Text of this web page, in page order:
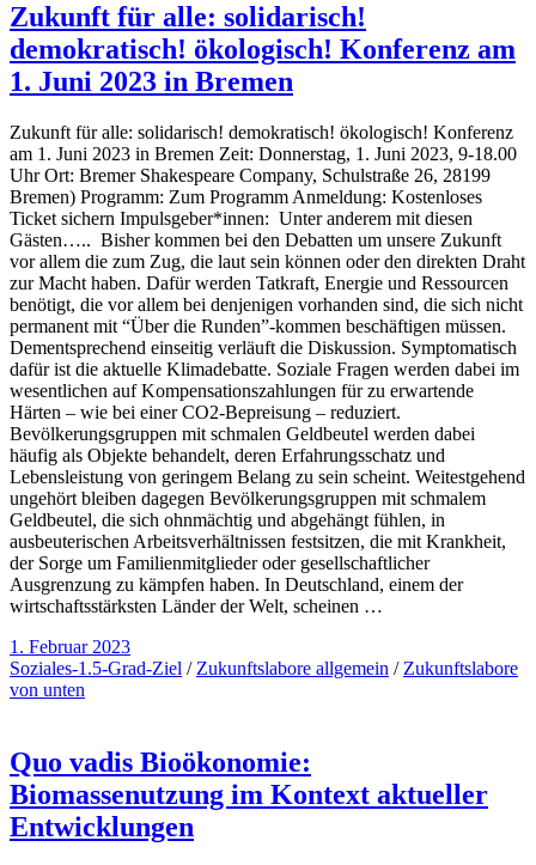
Zukunft für alle: solidarisch!
demokratisch! ökologisch! Konferenz am
1. Juni 2023 in Bremen
Zukunft für alle: solidarisch! demokratisch! ökologisch! Konferenz
am 1. Juni 2023 in Bremen Zeit: Donnerstag, 1. Juni 2023, 9-18.00
Uhr Ort: Bremer Shakespeare Company, Schulstraße 26, 28199
Bremen) Programm: Zum Programm Anmeldung: Kostenloses
Ticket sichern Impulsgeber*innen: Unter anderem mit diesen
Gästen….. Bisher kommen bei den Debatten um unsere Zukunft
vor allem die zum Zug, die laut sein können oder den direkten Draht
zur Macht haben. Dafür werden Tatkraft, Energie und Ressourcen
benötigt, die vor allem bei denjenigen vorhanden sind, die sich nicht
permanent mit “Über die Runden”-kommen beschäftigen müssen.
Dementsprechend einseitig verläuft die Diskussion. Symptomatisch
dafür ist die aktuelle Klimadebatte. Soziale Fragen werden dabei im
wesentlichen auf Kompensationszahlungen für zu erwartende
Härten – wie bei einer CO2-Bepreisung – reduziert.
Bevölkerungsgruppen mit schmalen Geldbeutel werden dabei
häufig als Objekte behandelt, deren Erfahrungsschatz und
Lebensleistung von geringem Belang zu sein scheint. Weitestgehend
ungehört bleiben dagegen Bevölkerungsgruppen mit schmalem
Geldbeutel, die sich ohnmächtig und abgehängt fühlen, in
ausbeuterischen Arbeitsverhältnissen festsitzen, die mit Krankheit,
der Sorge um Familienmitglieder oder gesellschaftlicher
Ausgrenzung zu kämpfen haben. In Deutschland, einem der
wirtschaftsstärksten Länder der Welt, scheinen …
1. Februar 2023
Soziales-1.5-Grad-Ziel / Zukunftslabore allgemein / Zukunftslabore
von unten
Quo vadis Bioökonomie:
Biomassenutzung im Kontext aktueller
Entwicklungen